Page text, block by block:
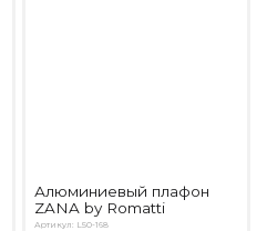
Алюминиевый плафон
ZANA by Romatti
Артикул: L50-168